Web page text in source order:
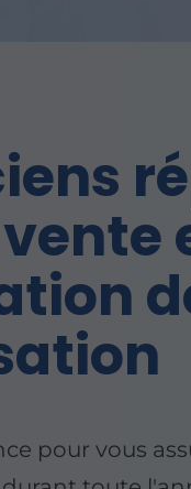
pour vous